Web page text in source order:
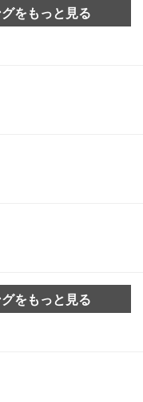
をもっと見る
をもっと見る